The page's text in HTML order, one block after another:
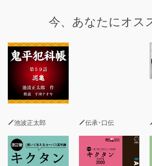
今、あなたにオス
池波正太郎 伝承･口伝